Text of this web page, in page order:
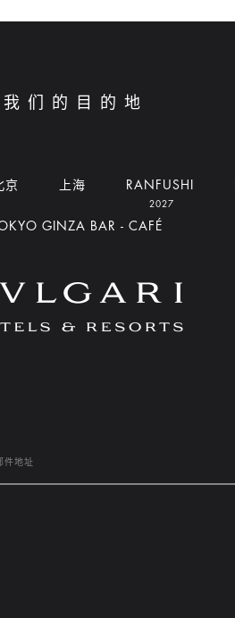
我们的目的地
京 上海 RANFUSHI
2027
GINZA BAR - CAFÉ